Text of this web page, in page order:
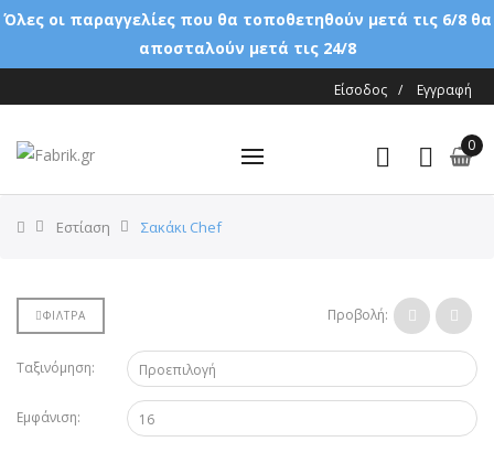
Όλες οι παραγγελίες που θα τοποθετηθούν μετά τις 6/8 θα
αποσταλούν μετά τις 24/8
Είσοδος / Εγγραφή
0
Εστίαση Σακάκι Chef
ΦΙΛΤΡΑ Προβολή:
Ταξινόμηση:
Εμφάνιση: